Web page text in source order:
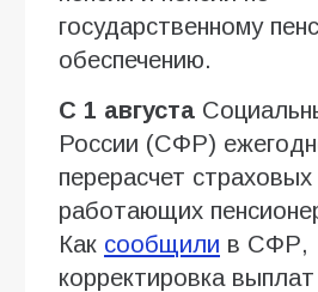
государственному
обеспечению.
С 1 августа
России (СФР)
перерасчет страховых
работающих
Как сообщили в СФР,
корректировка выплат